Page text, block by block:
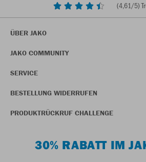
(4,61/5)
ÜBER JAKO
JAKO COMMUNITY
SERVICE
BESTELLUNG WIDERRUFEN
PRODUKTRÜCKRUF CHALLENGE
30% RABATT IM